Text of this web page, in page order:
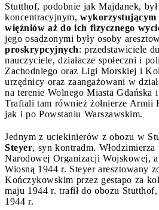
Stutthof, podobnie jak Majdanek,
koncentracyjnym, wykorzystującym
więźniów aż do ich fizycznego
jego osadzonymi były osoby
proskrypcyjnych: przedstawiciele
nauczyciele, działacze społeczni i
Zachodniego oraz Ligi Morskiej i
urzędnicy oraz zaangażowani w
na terenie Wolnego Miasta Gdańska
Trafiali tam również żołnierze Armii
jak i po Powstaniu Warszawskim.
Jednym z uciekinierów z obozu w
Steyer, syn kontradm. Włodzimierza
Narodowej Organizacji Wojskowej,
Wiosną 1944 r. Steyer aresztowany
Kończykowskim przez gestapo za
maju 1944 r. trafił do obozu
1944 r.